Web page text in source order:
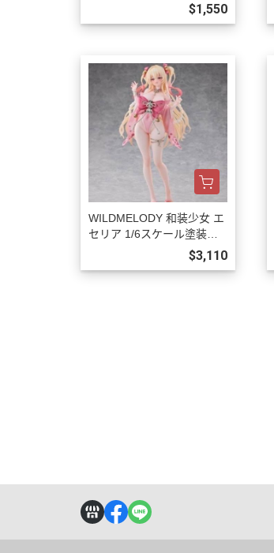
$1,550
WILDMELODY 和装少女 エ
セリア 1/6スケール塗装済
完成品フィギュア 預購27年
$3,110